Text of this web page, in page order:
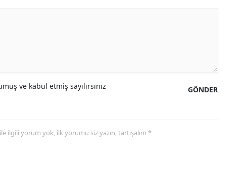
GÖNDER
ve kabul etmiş sayılırsınız
ilgili yorum yok, ilk yorumu siz yazın, tartışalım *